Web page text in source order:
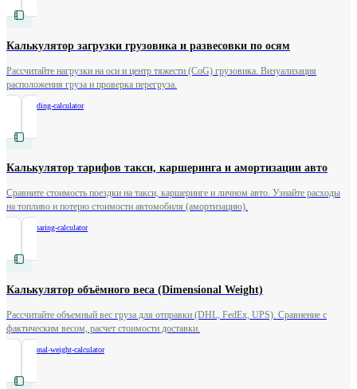
Калькулятор загрузки грузовика и развесовки по осям
Рассчитайте нагрузки на оси и центр тяжести (CoG) грузовика. Визуализация
расположения груза и проверка перегруза.
truck-loading-calculator
Калькулятор тарифов такси, каршеринга и амортизации авто
Сравните стоимость поездки на такси, каршеринге и личном авто. Узнайте расходы
на топливо и потерю стоимости автомобиля (амортизацию).
taxi-carsharing-calculator
Калькулятор объёмного веса (Dimensional Weight)
Рассчитайте объемный вес груза для отправки (DHL, FedEx, UPS). Сравнение с
фактическим весом, расчет стоимости доставки.
dimensional-weight-calculator